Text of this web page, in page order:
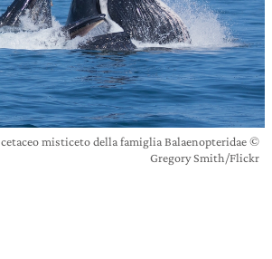
misticeto della famiglia Balaenopteridae ©
Gregory Smith/Flickr